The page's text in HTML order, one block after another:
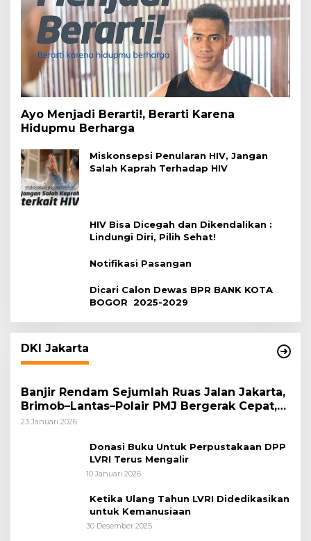
Ayo Menjadi Berarti!, Berarti Karena
Hidupmu Berharga
Miskonsepsi Penularan HIV, Jangan
Salah Kaprah Terhadap HIV
HIV Bisa Dicegah dan Dikendalikan :
Lindungi Diri, Pilih Sehat!
Notifikasi Pasangan
Dicari Calon Dewas BPR BANK KOTA
BOGOR 2025-2029
DKI Jakarta
Banjir Rendam Sejumlah Ruas Jalan Jakarta,
Brimob–Lantas–Polair PMJ Bergerak Cepat,
Polri Siagakan 128.247 Personel Secara
23 Januari 2026
Donasi Buku Untuk Perpustakaan DPP
LVRI Terus Mengalir
10 Januari 2026
Ketika Ulang Tahun LVRI Didedikasikan
untuk Kemanusiaan
30 Desember 2025